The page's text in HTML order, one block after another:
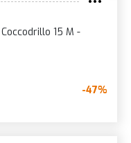
15 M -
-47%